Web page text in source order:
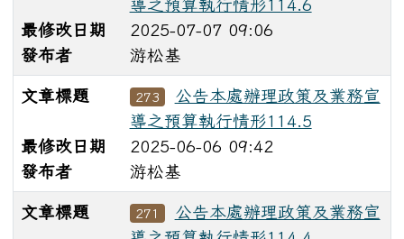
導之預算執行情形114.6
最修改日期
2025-07-07 09:06
發布者
游松基
文章標題 273
公告本處辦理政策及業務宣
導之預算執行情形114.5
最修改日期
2025-06-06 09:42
發布者
游松基
文章標題 271
公告本處辦理政策及業務宣